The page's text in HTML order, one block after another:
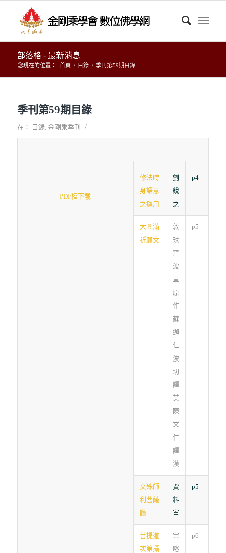
部落格 - 最新消息
您現在的位置： 首頁 / 目錄 / 季刊第59期目錄
季刊第59期目錄
在： 目錄, 金剛乘季刊 /
PDF檔下載
修法時
身語意
之運用
劉
銳
之
p4
大圓滿
祈願文
敦
珠
甯
波
車
原
作
蘇
迦
仁
波
切
譯
英
陳
文
仁
譯
漢
p5
文殊師
利菩薩
讚
資
料
室
p5
菩提道
次第攝
宗
喀
p6